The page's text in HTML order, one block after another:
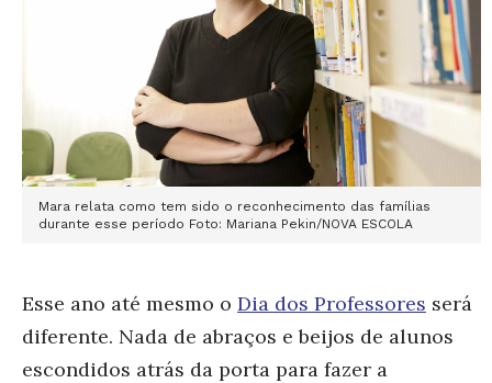
Mara relata como tem sido o reconhecimento das famílias
durante esse período Foto: Mariana Pekin/NOVA ESCOLA
Esse ano até mesmo o Dia dos Professores será
diferente. Nada de abraços e beijos de alunos
escondidos atrás da porta para fazer a